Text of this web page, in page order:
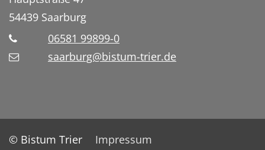
54439 Saarburg
06581 99899-0
saarburg@bistum-trier.de
© Bistum Trier
Impressum